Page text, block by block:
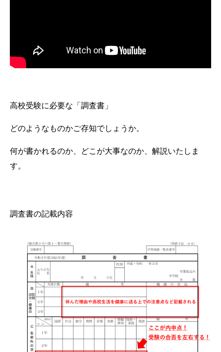
高校受験に必要な「調査書」
どのようなものかご存知でしょうか。
何が書かれるのか、どこが大事なのか、解説いたしま
す。
調査書の記載内容